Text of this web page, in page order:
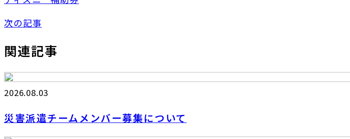
次の記事
関連記事
2026.08.03
災害派遣チームメンバー募集について